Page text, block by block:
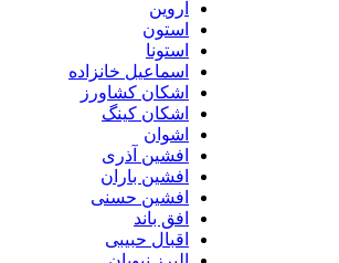
اروین
استون
استونا
اسماعیل خانزاده
اشکان کشاورز
اشکان کینگ
اشوان
افشین آذری
افشین باران
افشین حسنی
افق باند
اقبال حبیبی